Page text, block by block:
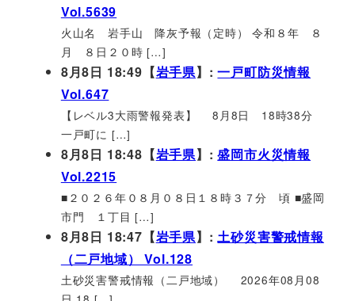
Vol.5639
火山名 岩手山 降灰予報（定時） 令和８年 ８
月 ８日２０時 […]
8月8日 18:49【岩手県】:一戸町防災情報
Vol.647
【レベル3大雨警報発表】 8月8日 18時38分
一戸町に […]
8月8日 18:48【岩手県】:盛岡市火災情報
Vol.2215
■２０２６年０８月０８日１８時３７分 頃 ■盛岡
市門 １丁目 […]
8月8日 18:47【岩手県】:土砂災害警戒情報
（二戸地域） Vol.128
土砂災害警戒情報（二戸地域） 2026年08月08